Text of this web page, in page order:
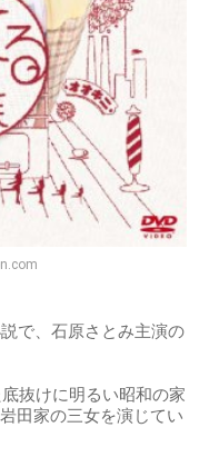
で、石原さとみ主演の
抜けに明るい昭和の家
田家の三女を演じてい